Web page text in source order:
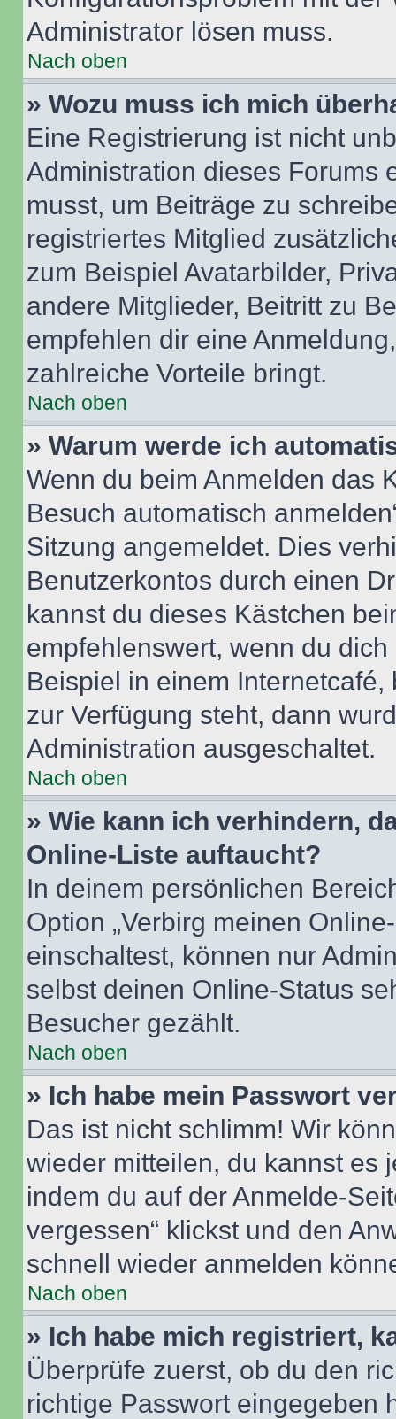
Administrator lösen muss.
Nach oben
» Wozu muss ich mich
Eine Registrierung ist nicht
Administration dieses Forums
musst, um Beiträge zu
registriertes Mitglied
zum Beispiel Avatarbilder,
andere Mitglieder, Beitritt zu
empfehlen dir eine
zahlreiche Vorteile bringt.
Nach oben
» Warum werde ich
Wenn du beim Anmelden das
Besuch automatisch
Sitzung angemeldet. Dies
Benutzerkontos durch einen
kannst du dieses Kästchen
empfehlenswert, wenn du
Beispiel in einem
zur Verfügung steht, dann
Administration ausgeschaltet.
Nach oben
» Wie kann ich verhindern,
Online-Liste auftaucht?
In deinem persönlichen
Option „Verbirg meinen
einschaltest, können nur
selbst deinen Online-Status
Besucher gezählt.
Nach oben
» Ich habe mein Passwort
Das ist nicht schlimm! Wir
wieder mitteilen, du kannst es
indem du auf der Anmelde-
vergessen“ klickst und den
schnell wieder anmelden
Nach oben
» Ich habe mich registriert,
Überprüfe zuerst, ob du den
richtige Passwort eingegeben